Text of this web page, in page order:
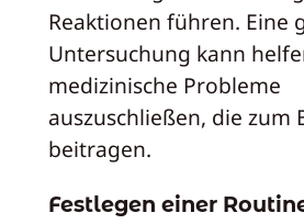
Reaktionen führen. Eine
Untersuchung kann
medizinische Probleme
auszuschließen, die zum
beitragen.
Festlegen einer